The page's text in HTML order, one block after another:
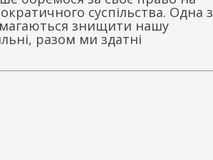
суспільства. Одна з
знищити нашу
разом ми здатні